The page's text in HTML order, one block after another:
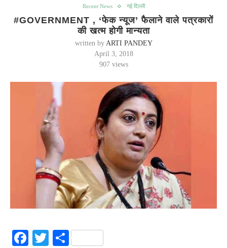
Recent News
नई दिल्ली
#GOVERNMENT , ‘फेक न्यूज’ फैलाने वाले पत्रकारों
की खत्म होगी मान्यता
written by ARTI PANDEY
April 3, 2018
907views
Facebook
Twitter
Share